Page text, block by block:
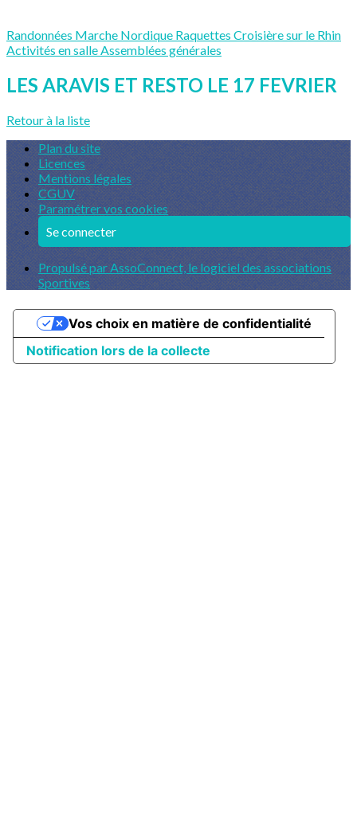
Randonnées Marche Nordique Raquettes Croisière sur le Rhin
Activités en salleAssemblées générales
LES ARAVIS ET RESTO LE 17 FEVRIER
Retour à la liste
Plan du site
Licences
Mentions légales
CGUV
Paramétrer vos cookies
Se connecter
Propulsé par AssoConnect, le logiciel des associations
Sportives
Notification lors de la collecte
Vos choix en matière de confidentialité